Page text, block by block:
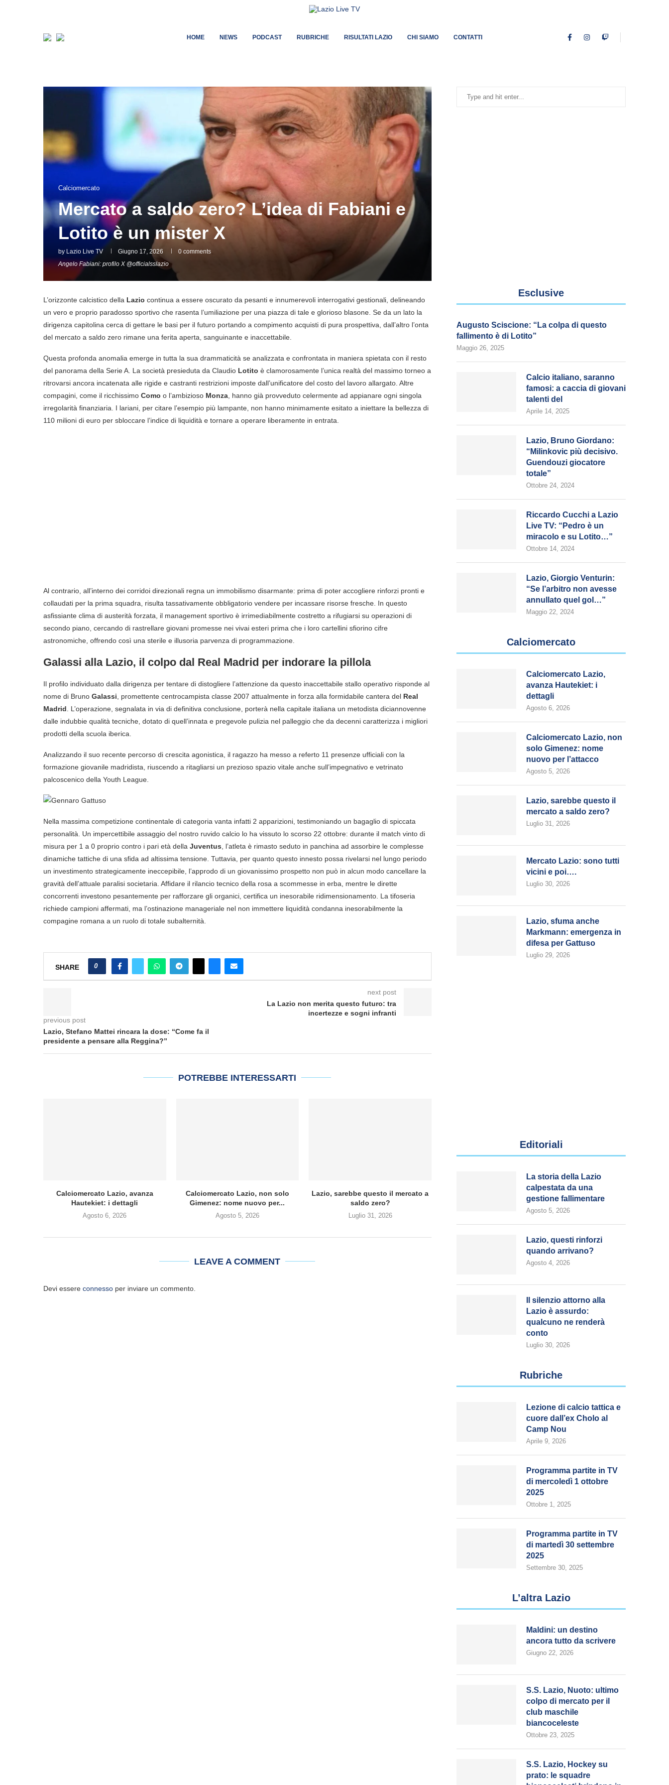
HOME NEWS PODCAST RUBRICHE RISULTATI LAZIO CHI SIAMO CONTATTI
Calciomercato
Mercato a saldo zero? L’idea di Fabiani e
Lotito è un mister X
by Lazio Live TV Giugno 17, 2026
0 comments
Angelo Fabiani: profilo X @officialsslazio
L’orizzonte calcistico della Lazio continua a essere oscurato da pesanti e innumerevoli interrogativi gestionali, delineando
un vero e proprio paradosso sportivo che rasenta l’umiliazione per una piazza di tale e glorioso blasone. Se da un lato la
dirigenza capitolina cerca di gettare le basi per il futuro portando a compimento acquisti di pura prospettiva, dall’altro l’onta
del mercato a saldo zero rimane una ferita aperta, sanguinante e inaccettabile.
Questa profonda anomalia emerge in tutta la sua drammaticità se analizzata e confrontata in maniera spietata con il resto
del panorama della Serie A. La società presieduta da Claudio Lotito è clamorosamente l’unica realtà del massimo torneo a
ritrovarsi ancora incatenata alle rigide e castranti restrizioni imposte dall’unificatore del costo del lavoro allargato. Altre
compagini, come il ricchissimo Como o l’ambizioso Monza , hanno già provveduto celermente ad appianare ogni singola
irregolarità finanziaria. I lariani, per citare l’esempio più lampante, non hanno minimamente esitato a iniettare la bellezza di
110 milioni di euro per sbloccare l’indice di liquidità e tornare a operare liberamente in entrata.
Al contrario, all’interno dei corridoi direzionali regna un immobilismo disarmante: prima di poter accogliere rinforzi pronti e
collaudati per la prima squadra, risulta tassativamente obbligatorio vendere per incassare risorse fresche. In questo
asfissiante clima di austerità forzata, il management sportivo è irrimediabilmente costretto a rifugiarsi su operazioni di
secondo piano, cercando di rastrellare giovani promesse nei vivai esteri prima che i loro cartellini sfiorino cifre
astronomiche, offrendo così una sterile e illusoria parvenza di programmazione.
Galassi alla Lazio, il colpo dal Real Madrid per indorare la pillola
Il profilo individuato dalla dirigenza per tentare di distogliere l’attenzione da questo inaccettabile stallo operativo risponde al
nome di Bruno Galassi , promettente centrocampista classe 2007 attualmente in forza alla formidabile cantera del Real
Madrid . L’operazione, segnalata in via di definitiva conclusione, porterà nella capitale italiana un metodista diciannovenne
dalle indubbie qualità tecniche, dotato di quell’innata e pregevole pulizia nel palleggio che da decenni caratterizza i migliori
prodotti della scuola iberica.
Analizzando il suo recente percorso di crescita agonistica, il ragazzo ha messo a referto 11 presenze ufficiali con la
formazione giovanile madridista, riuscendo a ritagliarsi un prezioso spazio vitale anche sull’impegnativo e vetrinato
palcoscenico della Youth League.
Nella massima competizione continentale di categoria vanta infatti 2 apparizioni, testimoniando un bagaglio di spiccata
personalità. Un impercettibile assaggio del nostro ruvido calcio lo ha vissuto lo scorso 22 ottobre: durante il match vinto di
misura per 1 a 0 proprio contro i pari età della Juventus , l’atleta è rimasto seduto in panchina ad assorbire le complesse
dinamiche tattiche di una sfida ad altissima tensione. Tuttavia, per quanto questo innesto possa rivelarsi nel lungo periodo
un investimento strategicamente ineccepibile, l’approdo di un giovanissimo prospetto non può in alcun modo cancellare la
gravità dell’attuale paralisi societaria. Affidare il rilancio tecnico della rosa a scommesse in erba, mentre le dirette
concorrenti investono pesantemente per rafforzare gli organici, certifica un inesorabile ridimensionamento. La tifoseria
richiede campioni affermati, ma l’ostinazione manageriale nel non immettere liquidità condanna inesorabilmente la
compagine romana a un ruolo di totale subalternità.
SHARE 0
previous post
Lazio, Stefano Mattei rincara la dose: “Come fa il
presidente a pensare alla Reggina?”
next post
La Lazio non merita questo futuro: tra
incertezze e sogni infranti
POTREBBE INTERESSARTI
Calciomercato Lazio, avanza
Hautekiet: i dettagli
Agosto 6, 2026
Calciomercato Lazio, non solo
Gimenez: nome nuovo per...
Agosto 5, 2026
Lazio, sarebbe questo il mercato a
saldo zero?
Luglio 31, 2026
LEAVE A COMMENT
Devi essere connesso per inviare un commento.
Esclusive
Augusto Sciscione: “La colpa di questo
fallimento è di Lotito”
Maggio 26, 2025
Calcio italiano, saranno
famosi: a caccia di giovani
talenti del
Aprile 14, 2025
Lazio, Bruno Giordano:
“Milinkovic più decisivo.
Guendouzi giocatore
totale”
Ottobre 24, 2024
Riccardo Cucchi a Lazio
Live TV: “Pedro è un
miracolo e su Lotito…”
Ottobre 14, 2024
Lazio, Giorgio Venturin:
“Se l’arbitro non avesse
annullato quel gol…”
Maggio 22, 2024
Calciomercato
Calciomercato Lazio,
avanza Hautekiet: i
dettagli
Agosto 6, 2026
Calciomercato Lazio, non
solo Gimenez: nome
nuovo per l’attacco
Agosto 5, 2026
Lazio, sarebbe questo il
mercato a saldo zero?
Luglio 31, 2026
Mercato Lazio: sono tutti
vicini e poi….
Luglio 30, 2026
Lazio, sfuma anche
Markmann: emergenza in
difesa per Gattuso
Luglio 29, 2026
Editoriali
La storia della Lazio
calpestata da una
gestione fallimentare
Agosto 5, 2026
Lazio, questi rinforzi
quando arrivano?
Agosto 4, 2026
Il silenzio attorno alla
Lazio è assurdo:
qualcuno ne renderà
conto
Luglio 30, 2026
Rubriche
Lezione di calcio tattica e
cuore dall’ex Cholo al
Camp Nou
Aprile 9, 2026
Programma partite in TV
di mercoledì 1 ottobre
2025
Ottobre 1, 2025
Programma partite in TV
di martedì 30 settembre
2025
Settembre 30, 2025
L’altra Lazio
Maldini: un destino
ancora tutto da scrivere
Giugno 22, 2026
S.S. Lazio, Nuoto: ultimo
colpo di mercato per il
club maschile
biancoceleste
Ottobre 23, 2025
S.S. Lazio, Hockey su
prato: le squadre